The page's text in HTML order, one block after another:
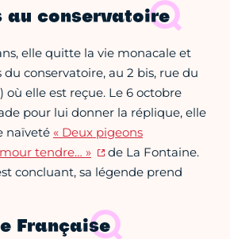
au conservatoire
elle quitte la vie monacale et
du conservatoire, au 2 bis, rue du
) où elle est reçue. Le 6 octobre
pour lui donner la réplique, elle
naïveté « Deux pigeons
tendre… »
de La Fontaine.
concluant, sa légende prend
Française